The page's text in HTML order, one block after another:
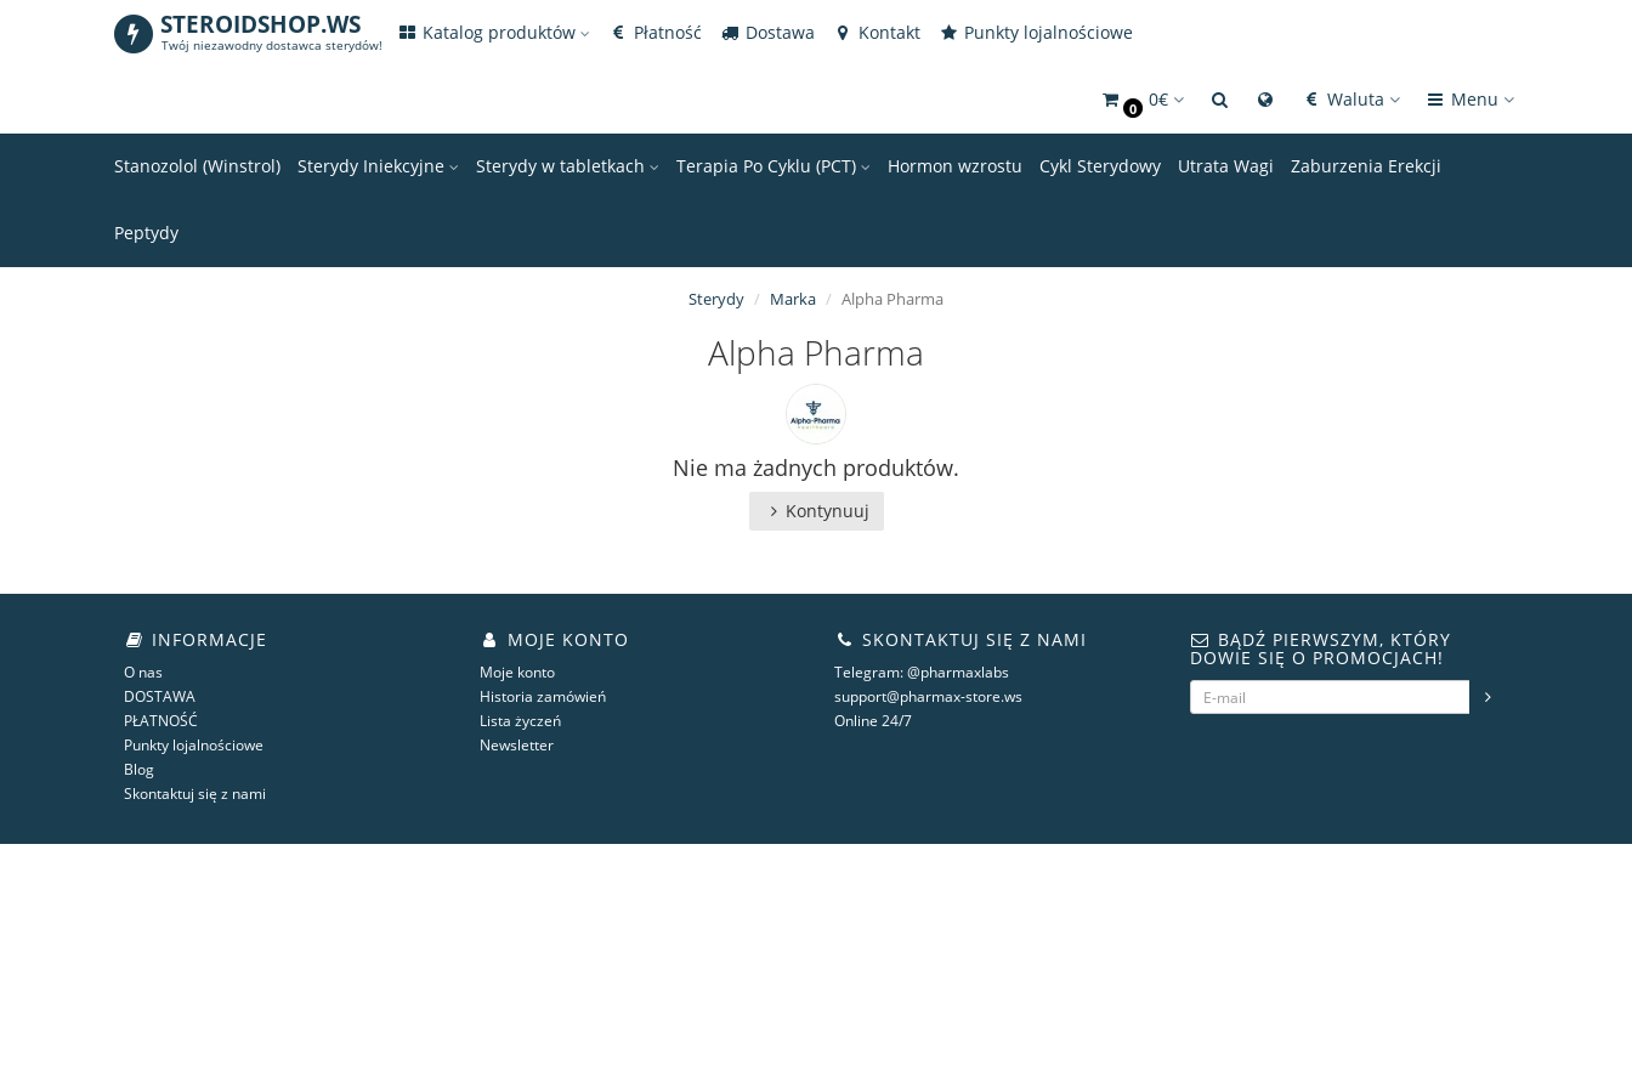
STEROIDSHOP.WS
Twój niezawodny dostawca sterydów!
Katalog produktów Płatność Dostawa Kontakt Punkty lojalnościowe
0 0€ Waluta Menu
Stanozolol (Winstrol) Sterydy Iniekcyjne Sterydy w tabletkach Terapia Po Cyklu (PCT) Hormon wzrostu Cykl Sterydowy Utrata Wagi Zaburzenia Erekcji
Peptydy
Sterydy Marka Alpha Pharma
Alpha Pharma
Nie ma żadnych produktów.
Kontynuuj
INFORMACJE
O nas
DOSTAWA
PŁATNOŚĆ
Punkty lojalnościowe
Blog
Skontaktuj się z nami
MOJE KONTO
Moje konto
Historia zamówień
Lista życzeń
Newsletter
SKONTAKTUJ SIĘ Z NAMI
Telegram: @pharmaxlabs
support@pharmax-store.ws
Online 24/7
BĄDŹ PIERWSZYM, KTÓRY
DOWIE SIĘ O PROMOCJACH!